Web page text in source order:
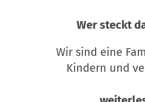
Wer steckt
Wir sind eine
Kindern und